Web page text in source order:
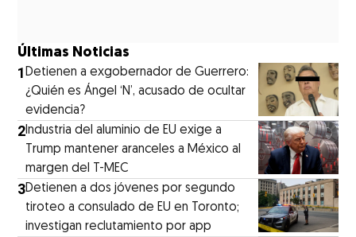
Últimas Noticias
1Detienen a exgobernador de Guerrero:
¿Quién es Ángel ‘N’, acusado de ocultar
evidencia?
2Industria del aluminio de EU exige a
Trump mantener aranceles a México al
margen del T-MEC
3Detienen a dos jóvenes por segundo
tiroteo a consulado de EU en Toronto;
investigan reclutamiento por app